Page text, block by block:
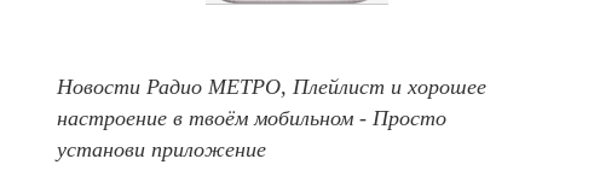
Новости Радио МЕТРО, Плейлист и хорошее
настроение в твоём мобильном - Просто
установи приложение